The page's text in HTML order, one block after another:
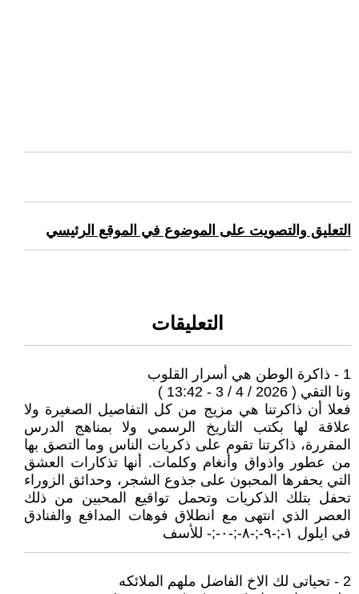
التعليق والتصويت على الموضوع في الموقع الرئيسي
التعليقات
1 - ذاكرة الوطن هي أسرار القلوب
ونا التقي ( 2026 / 4 / 3 - 13:42 )
فعلا أن ذاكرتنا هي مزيج من كل التفاصيل الصغيرة ولا
علاقة لها بكتب التاريخ الرسمي ولا بمناهج الدرس
المقررة، ذاكرتنا تقوم على ذكريات الناس وما التصق بها
من عطور واذواق وأنغام وكلمات. أنها تذكارات العشق
التي يحفرها المحبون على جذوع الشجر، وحدائق الزوراء
تحفل بتلك الذكريات وتحمل تواقيع المحبين من ذلك
العصر الذي انتهى مع انطلاق فوهات المدافع والفنادق
في ايلول ١-;-٩-;-٨-;-٠-;- للأسف
2 - تحياتى لك الاخ الفاضل ملهم الملائكه